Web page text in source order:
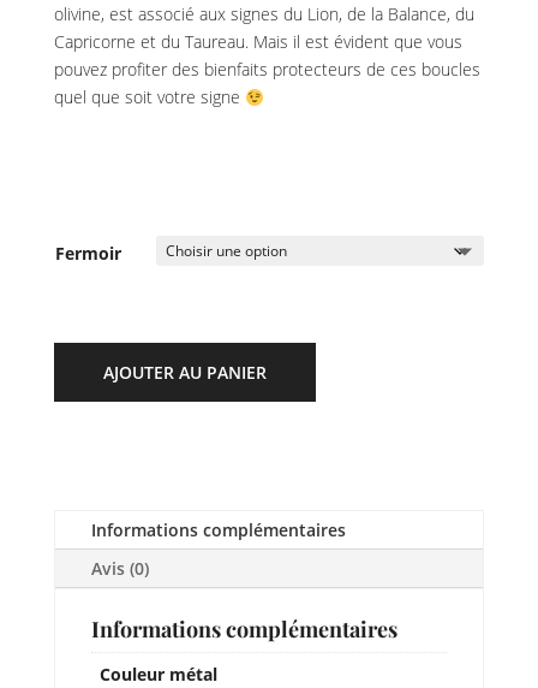
olivine, est associé aux signes du Lion, de la Balance, du
Capricorne et du Taureau. Mais il est évident que vous
pouvez profiter des bienfaits protecteurs de ces boucles
quel que soit votre signe
Fermoir
AJOUTER AU PANIER
Informations complémentaires
Avis (0)
Informations complémentaires
Couleur métal